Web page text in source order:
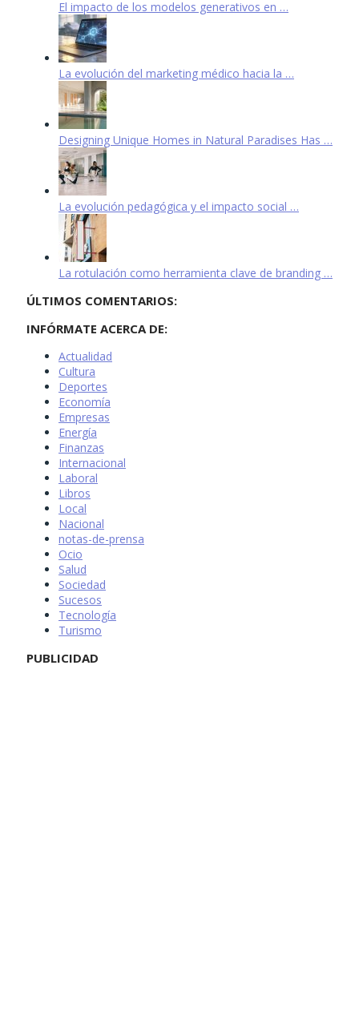
El impacto de los modelos generativos en …
La evolución del marketing médico hacia la …
Designing Unique Homes in Natural Paradises Has …
La evolución pedagógica y el impacto social …
La rotulación como herramienta clave de branding …
ÚLTIMOS COMENTARIOS:
INFÓRMATE ACERCA DE:
Actualidad
Cultura
Deportes
Economía
Empresas
Energía
Finanzas
Internacional
Laboral
Libros
Local
Nacional
notas-de-prensa
Ocio
Salud
Sociedad
Sucesos
Tecnología
Turismo
PUBLICIDAD